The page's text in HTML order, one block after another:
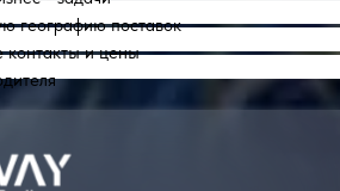
географию поставок
и цены